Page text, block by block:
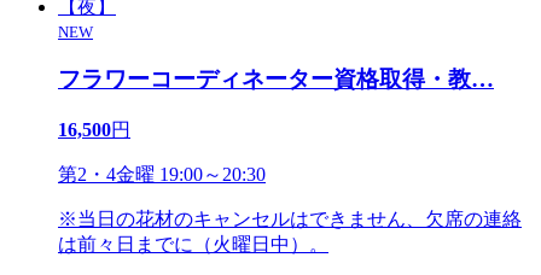
NEW
フラワーコーディネーター資格取得・教…
16,500円
第2・4金曜 19:00～20:30
※当日の花材のキャンセルはできません、欠席の連絡
は前々日までに（火曜日中）。